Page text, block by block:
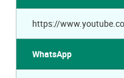
https://
WhatsApp